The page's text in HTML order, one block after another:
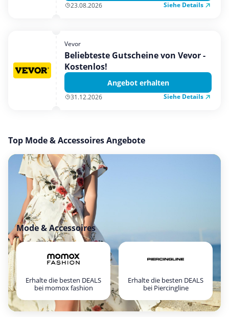
23.08.2026 Siehe Details
Vevor
Beliebteste Gutscheine von Vevor -
Kostenlos!
Angebot erhalten
31.12.2026 Siehe Details
Top Mode & Accessoires Angebote
Mode & Accessoires
Erhalte die besten DEALS
bei momox fashion
Erhalte die besten DEALS
bei Piercingline